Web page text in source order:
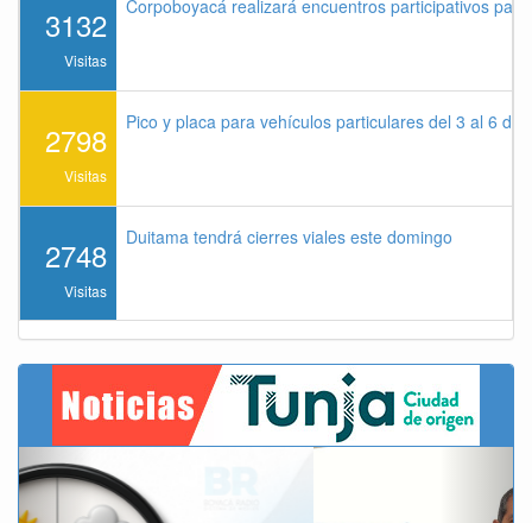
3132
Visitas
Corpoboyacá realizará encuentros participativos
2798
Visitas
Pico y placa para vehículos particulares del 3 al 6 de
2748
Visitas
Duitama tendrá cierres viales este domingo
Previous